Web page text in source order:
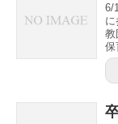
6/
教
保